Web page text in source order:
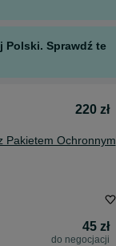
Polski. Sprawdź te
220 zł
Pakietem Ochronnym
45 zł
do negocjacji